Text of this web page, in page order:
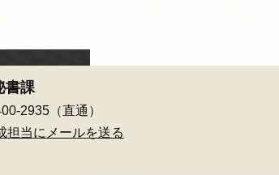
課
2935（直通）
担当にメールを送る